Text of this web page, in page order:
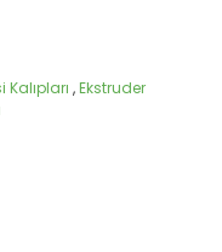
,Ekstruder